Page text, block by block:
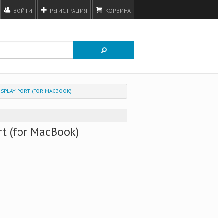
ВОЙТИ РЕГИСТРАЦИЯ КОРЗИНА
PORT (FOR MACBOOK)
(for MacBook)